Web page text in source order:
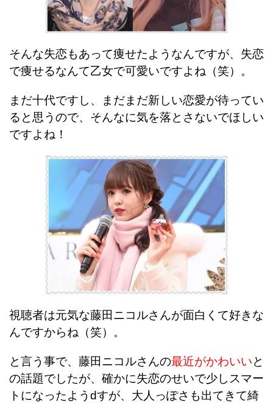
そんな失恋もあって痩せたようなんですが、失恋
で痩せるなんて乙女で可愛いですよね（笑）。
まだ十代ですし、まだまだ新しい恋愛が待ってい
ると思うので、そんなに気を落とさないでほしい
ですよね！
視聴者は元気な藤田ニコルさんが面白くて好きな
んですからね（笑）。
と言う事で、藤田ニコルさんの最近がかわいいと
の話題でしたが、確かに失恋のせいで少しスマー
トになったようdすが、大人っぽさも出てきて綺